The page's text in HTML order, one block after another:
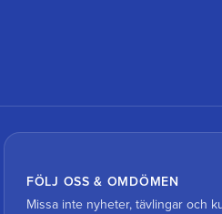
FÖLJ OSS & OMDÖMEN
Missa inte nyheter, tävlingar och